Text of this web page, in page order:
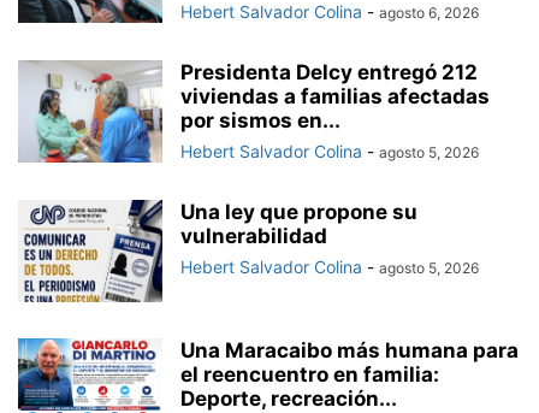
Hebert Salvador Colina - agosto 6, 2026
Presidenta Delcy entregó 212
viviendas a familias afectadas
por sismos en...
Hebert Salvador Colina - agosto 5, 2026
Una ley que propone su
vulnerabilidad
Hebert Salvador Colina - agosto 5, 2026
Una Maracaibo más humana para
el reencuentro en familia:
Deporte, recreación...